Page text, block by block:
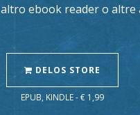
altro ebook reader o altre
DELOS STORE
EPUB, KINDLE - € 1,99